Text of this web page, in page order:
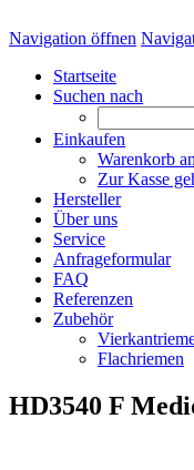
Navigation öffnen
Startseite
Suchen nach
Einkaufen
Warenkorb
Zur Kasse
Hersteller
Über uns
Service
Anfrageformular
FAQ
Referenzen
Zubehör
Flachriemen
HD3540 F